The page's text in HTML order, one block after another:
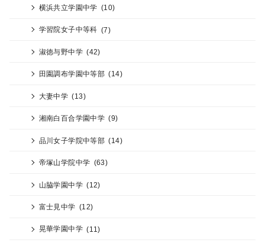
横浜共立学園中学 (10)
学習院女子中等科 (7)
淑徳与野中学 (42)
田園調布学園中等部 (14)
大妻中学 (13)
湘南白百合学園中学 (9)
品川女子学院中等部 (14)
帝塚山学院中学 (63)
山脇学園中学 (12)
富士見中学 (12)
晃華学園中学 (11)